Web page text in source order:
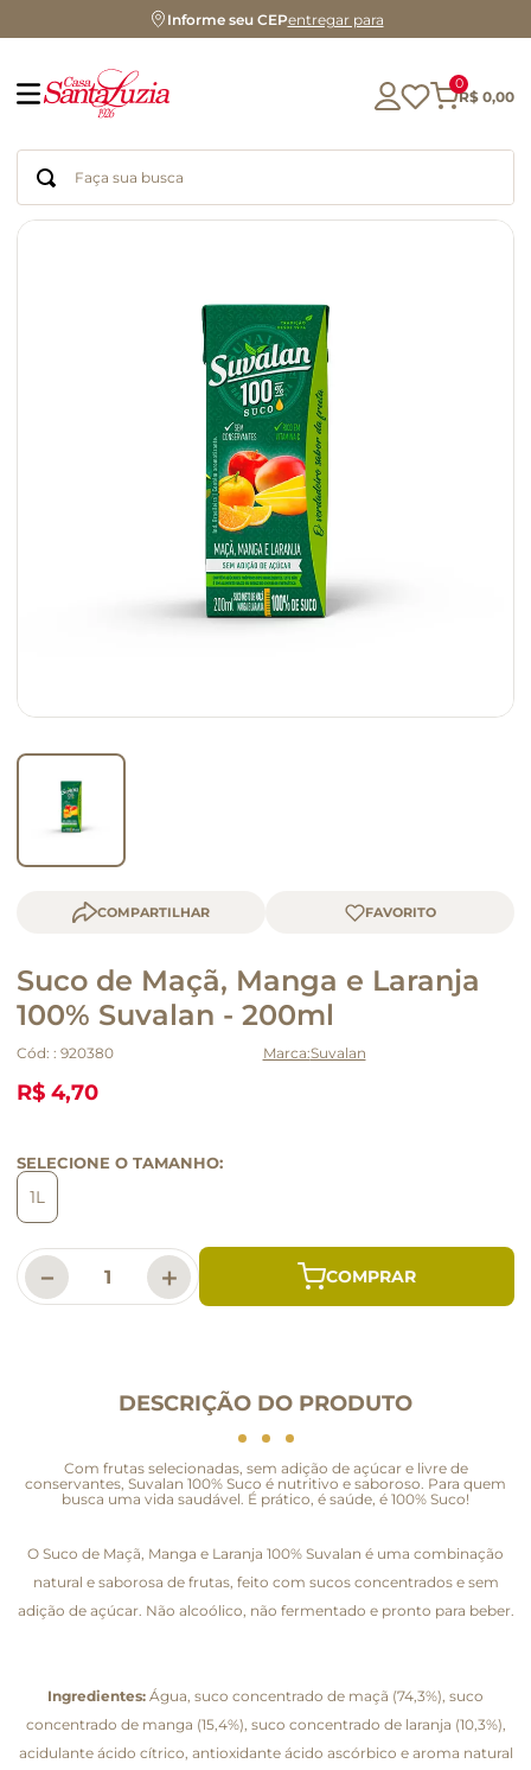
Informe seu CEPentregar para
0
R$ 0,00
Faça sua busca
COMPARTILHAR
Suco de Maçã, Manga e Laranja
100% Suvalan - 200ml
Cód: : 920380 Suvalan
R$ 4,70
SELECIONE O TAMANHO:
1L
＋
－
DESCRIÇÃO DO PRODUTO
Com frutas selecionadas, sem adição de açúcar e livre de
conservantes, Suvalan 100% Suco é nutritivo e saboroso. Para quem
busca uma vida saudável. É prático, é saúde, é 100% Suco!
O Suco de Maçã, Manga e Laranja 100% Suvalan é uma combinação
natural e saborosa de frutas, feito com sucos concentrados e sem
adição de açúcar. Não alcoólico, não fermentado e pronto para beber.
Ingredientes: Água, suco concentrado de maçã (74,3%), suco
concentrado de manga (15,4%), suco concentrado de laranja (10,3%),
acidulante ácido cítrico, antioxidante ácido ascórbico e aroma natural